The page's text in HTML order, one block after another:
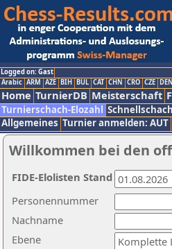
Logged on: Gast
Arabic ARM AZE BIH BUL CAT CHN CRO CZE DEN
Home TurnierDB Meisterschaft
Turnierschach-Elozahl
Allgemeines Turnier anmelden: AUT
Willkommen bei den
Nachname
Ebene
Personennummer
FIDE-Elolisten Stand